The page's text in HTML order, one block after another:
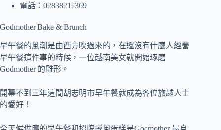
電話：02838212369
Godmother Bake & Brunch
早午餐的風潮是由西方吹過來的，在還沒有什麼人經營
早午餐這件事的時候，一位越南美女就開始琢磨
Godmother 的雛形。
開幕不到三年這間胡志明市早午餐就成為各位旅越人士
的愛好！
全天候供應的早午餐和招牌戚風蛋糕是Godmother 最自